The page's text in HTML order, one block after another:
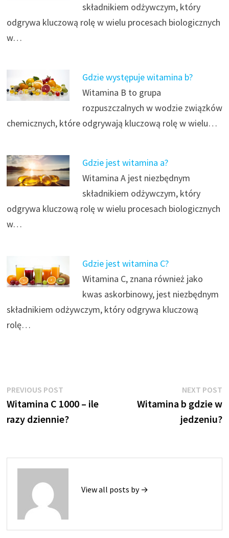
składnikiem odżywczym, który
odgrywa kluczową rolę w wielu procesach biologicznych
w…
Gdzie występuje witamina b?
Witamina B to grupa
rozpuszczalnych w wodzie związków
chemicznych, które odgrywają kluczową rolę w wielu…
Gdzie jest witamina a?
Witamina A jest niezbędnym
składnikiem odżywczym, który
odgrywa kluczową rolę w wielu procesach biologicznych
w…
Gdzie jest witamina C?
Witamina C, znana również jako
kwas askorbinowy, jest niezbędnym
składnikiem odżywczym, który odgrywa kluczową
rolę…
Nawigacja
wpisu
PREVIOUS POSTPrevious
post:
Witamina C 1000 – ile
razy dziennie?
NEXT POST
Witamina b gdzie w
jedzeniu?
View all posts by →